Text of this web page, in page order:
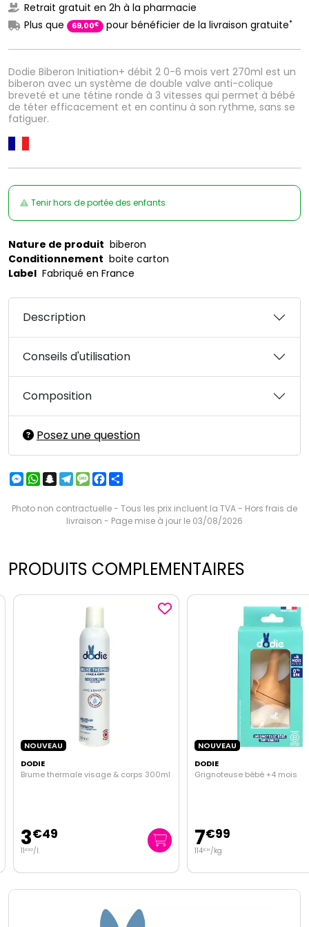
Dodie Biberon Initiation+ débit 2 0-6 mois vert 270ml est un
biberon avec un système de double valve anti-colique
breveté et une tétine ronde à 3 vitesses qui permet à bébé
de téter efficacement et en continu à son rythme, sans se
fatiguer.
Retrait gratuit en 2h à la pharmacie
Plus que
69,00€ pour bénéficier de la livraison gratuite*
Tenir hors de portée des enfants
Nature de produit biberon
Conditionnement boite carton
Label Fabriqué en France
Description
Conseils d'utilisation
Composition
Posez une question
Messenger
WhatsApp
Snapchat
Telegram
MessageFacebook
Photo non contractuelle - Tous les prix incluent la TVA - Hors frais de
livraison - Page mise à jour le 03/08/2026
PRODUITS COMPLEMENTAIRES
NOUVEAU
DODIE
Brume thermale visage & corps 300ml
3€49
11€63/l.
NOUVEAU
DODIE
Grignoteuse bébé +4 mois
7€99
114€14/kg